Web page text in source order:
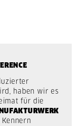
haben wir es
für die